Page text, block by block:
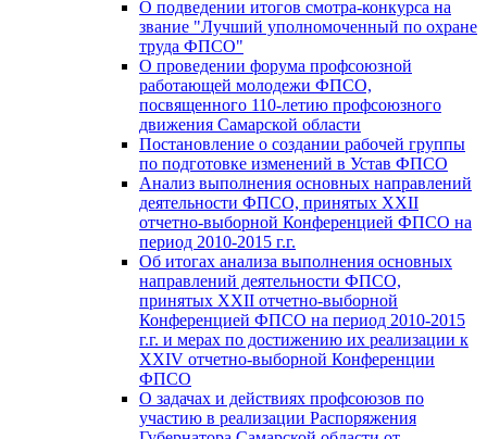
О подведении итогов смотра-конкурса на
звание "Лучший уполномоченный по охране
труда ФПСО"
О проведении форума профсоюзной
работающей молодежи ФПСО,
посвященного 110-летию профсоюзного
движения Самарской области
Постановление о создании рабочей группы
по подготовке изменений в Устав ФПСО
Анализ выполнения основных направлений
деятельности ФПСО, принятых XXII
отчетно-выборной Конференцией ФПСО на
период 2010-2015 г.г.
Об итогах анализа выполнения основных
направлений деятельности ФПСО,
принятых XXII отчетно-выборной
Конференцией ФПСО на период 2010-2015
г.г. и мерах по достижению их реализации к
XXIV отчетно-выборной Конференции
ФПСО
О задачах и действиях профсоюзов по
участию в реализации Распоряжения